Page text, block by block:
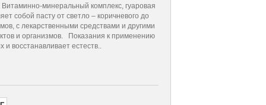
Витаминно-минеральный комплекс, ­гуаровая
собой пасту от светло – коричневого до
с лекарственными средствами и другими
и организмов. Показания к применению
и восстанавливает естеств..